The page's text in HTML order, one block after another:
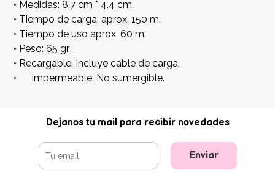
• Medidas: 8.7 cm * 4.4 cm.
• Tiempo de carga: aprox. 150 m.
• Tiempo de uso aprox. 60 m.
• Peso: 65 gr.
• Recargable. Incluye cable de carga.
• Impermeable. No sumergible.
Dejanos tu mail para recibir novedades
Enviar